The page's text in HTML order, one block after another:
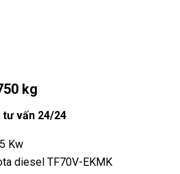
kg
tư vấn 24/24
Kw
diesel TF70V-EKMK